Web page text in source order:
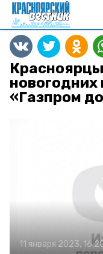
«Газпром
11 января 2023,